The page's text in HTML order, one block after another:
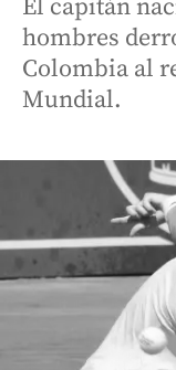
El capitán
hombres
Colombia al
Mundial.